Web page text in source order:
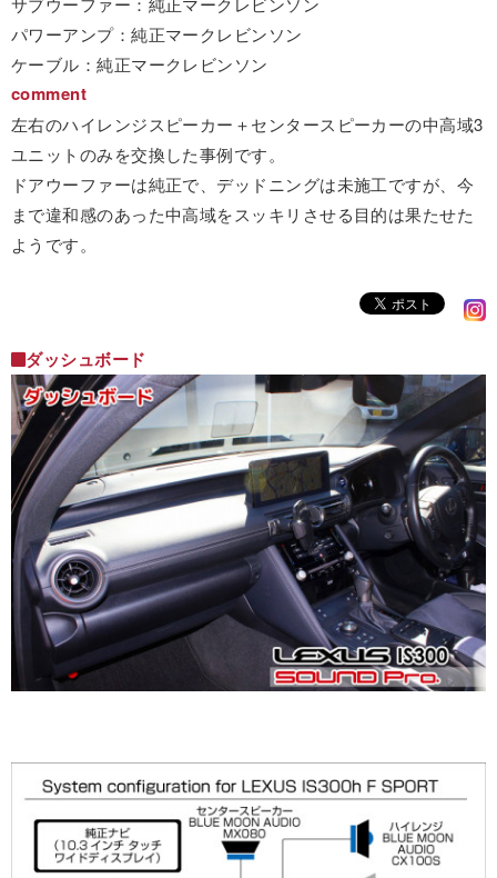
パワーアンプ：純正マークレビンソン
ケーブル：純正マークレビンソン
comment
左右のハイレンジスピーカー＋センタースピーカーの中高域3
ユニットのみを交換した事例です。
ドアウーファーは純正で、デッドニングは未施工ですが、今
まで違和感のあった中高域をスッキリさせる目的は果たせた
ようです。
ダッシュボード